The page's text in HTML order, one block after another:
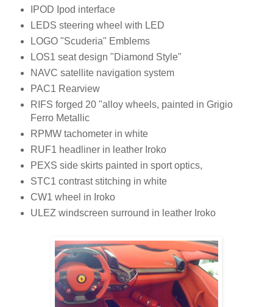
IPOD Ipod interface
LEDS steering wheel with LED
LOGO "Scuderia" Emblems
LOS1 seat design "Diamond Style"
NAVC satellite navigation system
PAC1 Rearview
RIFS forged 20 "alloy wheels, painted in Grigio
Ferro Metallic
RPMW tachometer in white
RUF1 headliner in leather Iroko
PEXS side skirts painted in sport optics,
STC1 contrast stitching in white
CW1 wheel in Iroko
ULEZ windscreen surround in leather Iroko